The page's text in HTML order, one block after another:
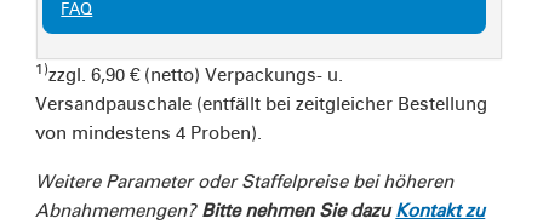
FAQ
1)zzgl. 6,90 € (netto) Verpackungs- u.
Versandpauschale (entfällt bei zeitgleicher Bestellung
von mindestens 4 Proben).
Weitere Parameter oderStaffelpreise bei höheren
Abnahmemengen? Bitte nehmen Sie dazuKontakt zu